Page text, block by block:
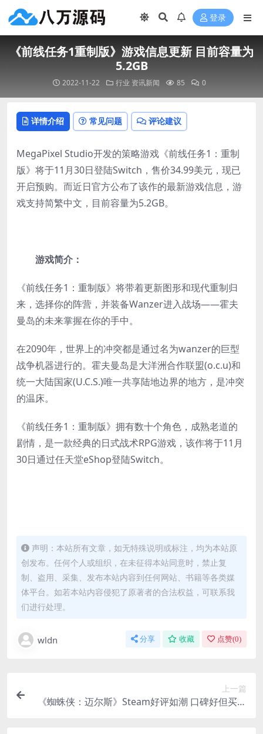
登录
《前线任务1重制版》游戏信息更新 目前容量为
5.2GB
2022-11-22 行业 资讯新闻 85 0
详情介绍 常见问题 评论建议
MegaPixel Studio开发的策略游戏《前线任务1：重制
版》将于11月30日登陆Switch，售价34.99美元，现已
开启预购。而近日官方公布了该作的最新游戏信息，游
戏支持简繁中文，目前容量为5.2GB。
游戏简介：
《前线任务1：重制版》将带着更新图形和现代重制归
来，选择你的阵营，并装备Wanzer进入战场——霍夫
曼岛的未来掌握在你的手中。
在2090年，世界上的冲突都是通过名为wanzer的巨型
战争机器进行的。霍夫曼岛是大洋洲合作联盟(o.c.u)和
统一大陆国家(U.C.S.)唯一共享陆地边界的地方，是冲突
的温床。
《前线任务1：重制版》拥有数十个角色，成熟老道的
剧情，是一款经典的日式战术RPG游戏，该作将于11月
30日通过任天堂eShop登陆Switch。
声明：本站所有文章，如无特殊说明或标注，均为本站原
创发布。任何个人或组织，在未征得本站同意时，禁止复
制、盗用、采集、发布本站内容到任何网站、书籍等各类媒
体平台。如若本站内容侵犯了原著者的合法权益，可联系我
们进行处理。
wldn 分享 收藏 点赞(0)
上一篇
《蜘蛛侠：迈尔斯》Steam好评如潮 口碑好但买的